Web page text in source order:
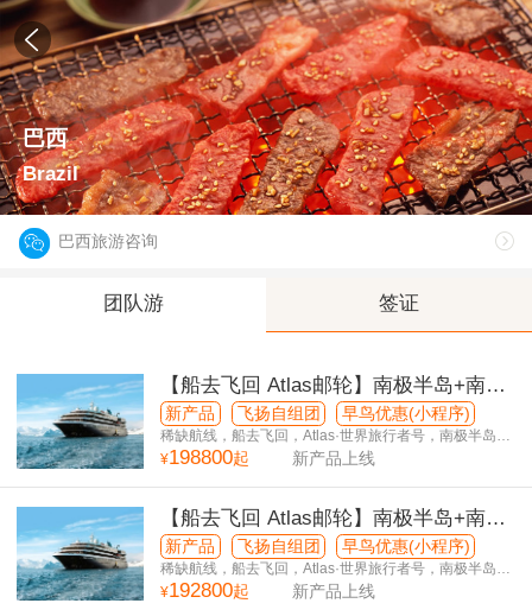
巴西
Brazil
巴西旅游咨询
团队游 签证
【船去飞回 Atlas邮轮】南极半岛+南美
5国+滴滴喀喀湖40日游
新产品 飞扬自组团 早鸟优惠(小程序)
稀缺航线，船去飞回，Atlas·世界旅行者号，南极半岛停
留6天
¥198800起 新产品上线
【船去飞回 Atlas邮轮】南极半岛+南美
5国36天
新产品 飞扬自组团 早鸟优惠(小程序)
稀缺航线，船去飞回，Atlas·世界旅行者号，南极半岛停
留6天
¥192800起 新产品上线